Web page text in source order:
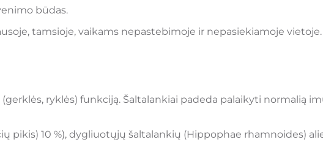
būdas.
tamsioje, vaikams nepastebimoje ir nepasiekiamoje vietoje.
ryklės) funkciją. Šaltalankiai padeda palaikyti normalią
pikis) 10 %), dygliuotųjų šaltalankių (Hippophae rhamnoides)